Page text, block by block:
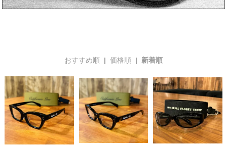
おすすめ順 | 価格順 | 新着順